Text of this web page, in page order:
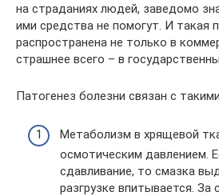
на страданиях людей, заведомо
ими средства не помогут. И такая
распространена не только в
страшнее всего – в
Патогенез болезни связан с
Метаболизм в хрящевой
осмотическим давлением.
сдавливание, то смазка
разгрузке впитывается. За